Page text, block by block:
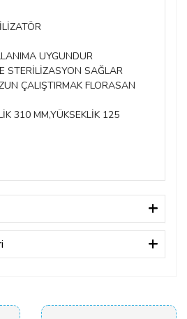
UYGUNDUR
STERİLİZASYON SAĞLAR
ÇALIŞTIRMAK FLORASAN
310 MM,YÜKSEKLİK 125
ilk yorumu siz yapın!